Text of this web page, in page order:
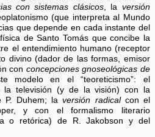
con sistemas clásicos, la versión
(que interpreta al Mundo
que depende en cada instante del
de Santo Tomás que concibe la
el entendimiento humano (receptor
divino (dador de las formas, emisor
con concepciones gnoseológicas de
modelo en el “teoreticismo”: el
la televisión (y de la visión) con la
P. Duhem; laversión radicalcon el
y con el formalismo literario
o retórica) de R. Jakobson y del